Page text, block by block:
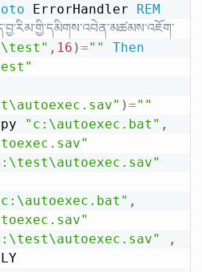
ErrorHandler REM
, 16 )=""
Then
)=""
"c:\autoexec.bat" ,
,
,